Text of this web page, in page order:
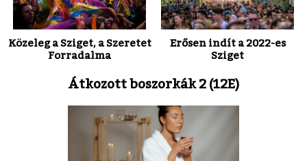
Közeleg a Sziget, a Szeretet
Forradalma
Erősen indít a 2022-es
Sziget
Átkozott boszorkák 2 (12E)